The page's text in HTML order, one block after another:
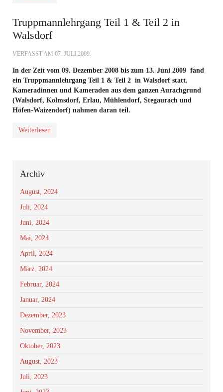
Truppmannlehrgang Teil 1 & Teil 2 in
Walsdorf
VERFASST AM 07. JULI 2009.
In der Zeit vom 09. Dezember 2008 bis zum 13. Juni 2009 fand
ein Truppmannlehrgang Teil 1 & Teil 2 in Walsdorf statt.
Kameradinnen und Kameraden aus dem ganzen Aurachgrund
(Walsdorf, Kolmsdorf, Erlau, Mühlendorf, Stegaurach und
Höfen-Waizendorf) nahmen daran teil.
Weiterlesen
Archiv
August, 2024
Juli, 2024
Juni, 2024
Mai, 2024
April, 2024
März, 2024
Februar, 2024
Januar, 2024
Dezember, 2023
November, 2023
Oktober, 2023
August, 2023
Juli, 2023